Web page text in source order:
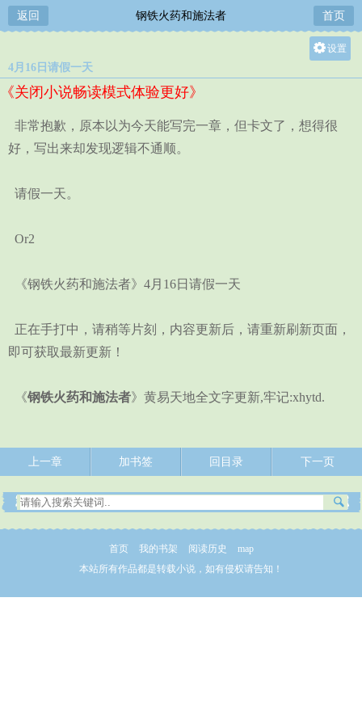
返回 钢铁火药和施法者 首页
设置
中
4月16日请假一天
《关闭小说畅读模式体验更好》
非常抱歉，原本以为今天能写完一章，但卡文了，想得很
好，写出来却发现逻辑不通顺。
请假一天。
Or2
《钢铁火药和施法者》4月16日请假一天
正在手打中，请稍等片刻，内容更新后，请重新刷新页面，
即可获取最新更新！
《钢铁火药和施法者》黄易天地全文字更新,牢记:xhytd.
上一章 加书签 回目录 下一页
首页 我的书架 阅读历史
map
本站所有作品都是转载小说，如有侵权请告知！